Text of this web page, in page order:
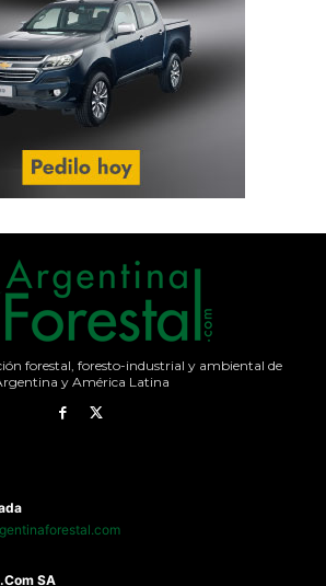
forestal, foresto-industrial y ambiental de
y América Latina
SA